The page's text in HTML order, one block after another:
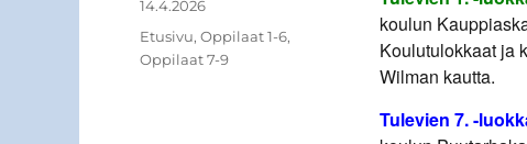
koulun
Koulutulokkaat ja
Wilman kautta.
Tulevien 7. -
Julkaistu
14.4.2026
Kategoriat
Etusivu, Oppilaat 1-6,
Oppilaat 7-9